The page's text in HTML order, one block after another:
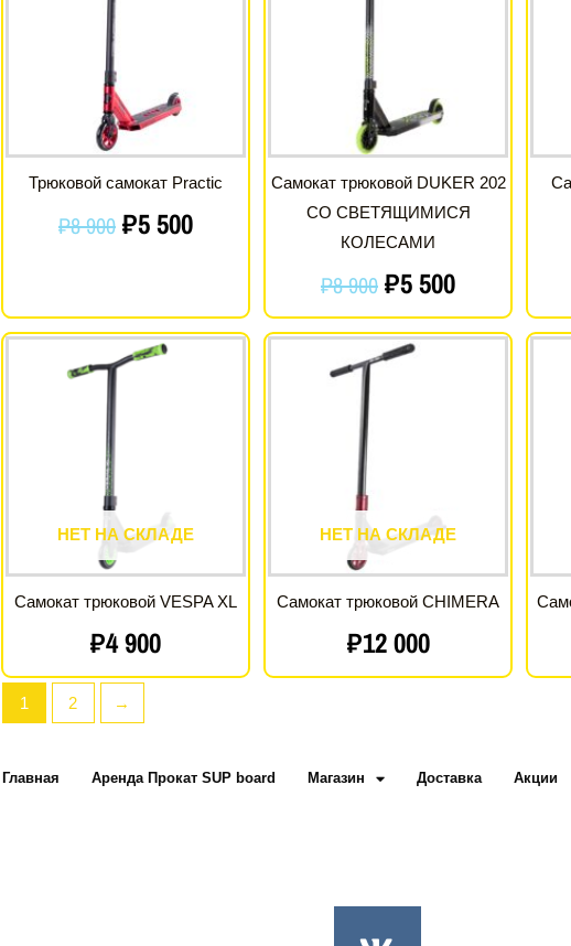
Трюковой самокат Practic
₽8 900 ₽5 500
Самокат трюковой DUKER 202
СО СВЕТЯЩИМИСЯ
КОЛЕСАМИ
₽8 900 ₽5 500
НЕТ НА СКЛАДЕ
Самокат трюковой VESPA XL
₽4 900
НЕТ НА СКЛАДЕ
Самокат трюковой CHIMERA
₽12 000
1 2 →
Главная Аренда Прокат SUP board Магазин Доставка Акции
k